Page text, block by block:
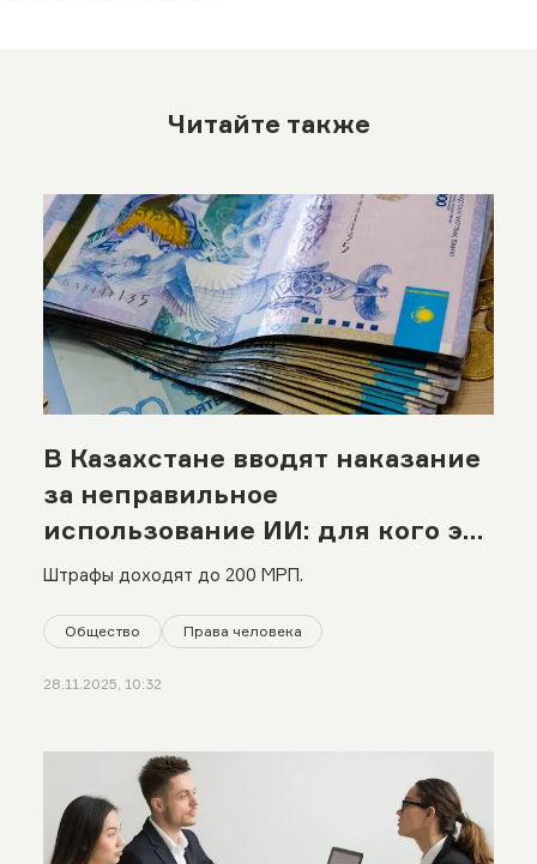
Читайте также
В Казахстане вводят наказание
за неправильное
использование ИИ: для кого это
важно
Штрафы доходят до 200 МРП.
Общество Права человека
28.11.2025, 10:32